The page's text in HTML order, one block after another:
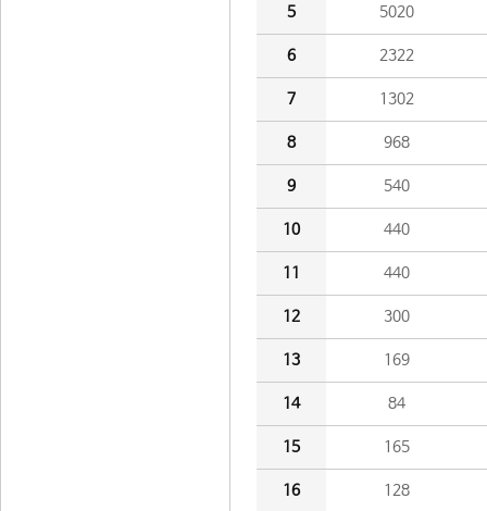
5 5020
6 2322
7 1302
8 968
9 540
10 440
11 440
12 300
13 169
14 84
15 165
16 128